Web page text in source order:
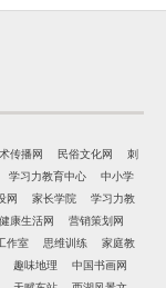
传播网 民俗文化网
刺
学习力教育中心
中小学
网 家长学院
学习力教
健康生活网
营销策划网
作室 思维训练
家庭教
趣味地理
中国书画网